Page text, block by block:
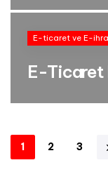
E-ticaret ve E-
E-Ticaret
1 2 3